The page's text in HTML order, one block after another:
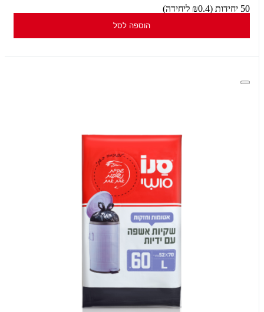
50 יחידות (₪0.4 ליחידה)
הוספה לסל